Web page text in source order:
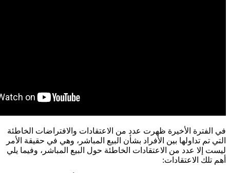
في الفترة الأخيرة ظهرت عدد من الاعتقادات والافتراضات الخاطئة
التي تم تداولها بين الأفراد بشأن البيع المباشر، وهي في حقيقة الأمر
ليست إلا عدد من الاعتقادات الخاطئة حول البيع المباشر، وفيما يلي
أهم تلك الاعتقادات: